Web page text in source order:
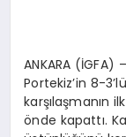
ANKARA (İGFA)
Portekiz’in 8-
karşılaşmanın
önde kapattı.